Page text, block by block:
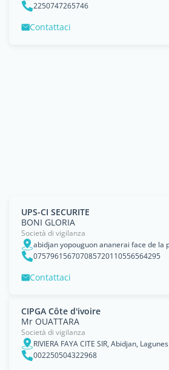
2250747265746
Contattaci
UPS-CI SECURITE
BONI GLORIA
Società di vigilanza
075796156707085720110556564295
Contattaci
CIPGA Côte d'ivoire
Mr OUATTARA
Società di vigilanza
RIVIERA FAYA CITE SIR, Abidjan, Lagunes
002250504322968